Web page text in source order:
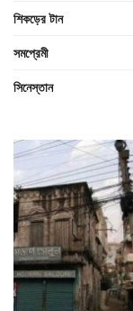
শিকড়ের টান
সমপ্রেমী
সিনেস্তান